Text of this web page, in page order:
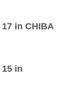
17 in CHIBA
15 in